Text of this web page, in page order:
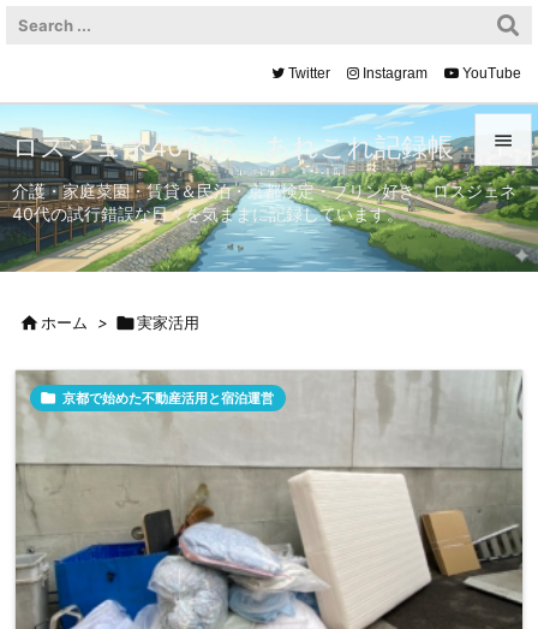


メニュ

サイド


Twitter Instagram YouTube
ロスジェネ40代の、あれこれ記録帳
介護・家庭菜園・賃貸＆民泊・京都検定・プリン好き。ロスジェネ
40代の試行錯誤な日々を気ままに記録しています。
ホーム > 実家活用
 京都で始めた不動産活用と宿泊運営